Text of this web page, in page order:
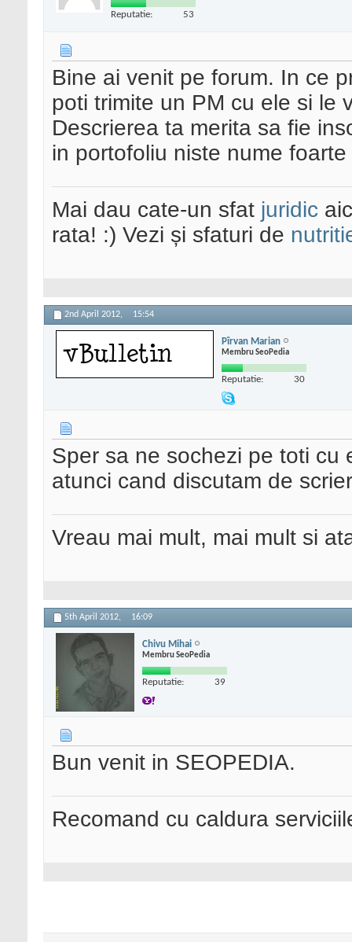
Reputatie: 53
Bine ai venit pe forum. In ce
poti trimite un PM cu ele si le
Descrierea ta merita sa fie
in portofoliu niste nume
Mai dau cate-un sfat juridic
rata! :) Vezi și sfaturi de
2nd April 2012, 15:54
Pîrvan Marian
Membru SeoPedia
Reputatie: 30
Sper sa ne sochezi pe toti cu
atunci cand discutam de
Vreau mai mult, mai mult si
5th April 2012, 16:09
Chivu Mihai
Membru SeoPedia
Reputatie: 39
Bun venit in SEOPEDIA.
Recomand cu caldura